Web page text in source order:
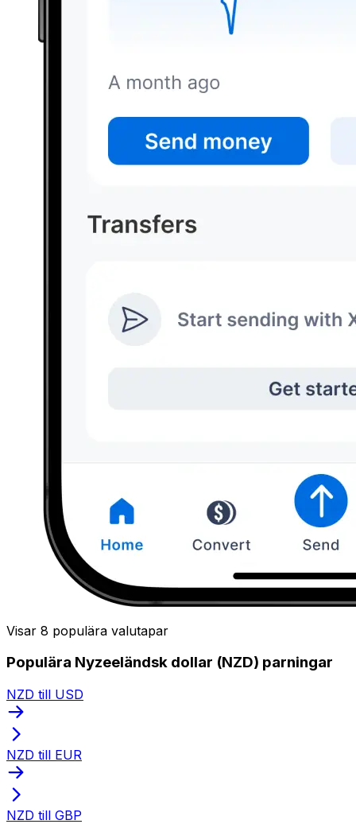
Visar 8 populära valutapar
Populära Nyzeeländsk dollar (NZD) parningar
NZD till USD
NZD till EUR
NZD till GBP